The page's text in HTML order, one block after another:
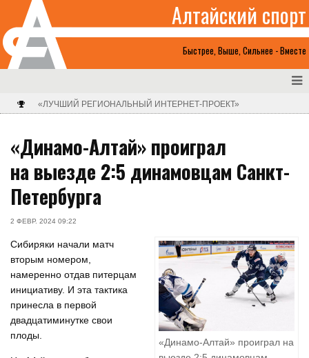
Быстрее, Выше, Сильнее - Вместе
Алтайский спорт
«ЛУЧШИЙ РЕГИОНАЛЬНЫЙ ИНТЕРНЕТ-ПРОЕКТ»
«Динамо-Алтай» проиграл
на выезде 2:5 динамовцам Санкт-
Петербурга
2 ФЕВР. 2024 09:22
«Динамо-Алтай» проиграл на
Сибиряки начали матч
вторым номером,
намеренно отдав питерцам
инициативу. И эта тактика
принесла в первой
двадцатиминутке свои
плоды.